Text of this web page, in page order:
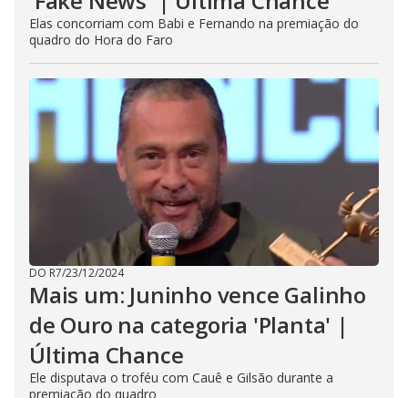
Elas concorriam com Babi e Fernando na premiação do
quadro do Hora do Faro
DO R7/23/12/2024
Mais um: Juninho vence Galinho
de Ouro na categoria 'Planta' |
Última Chance
Ele disputava o troféu com Cauê e Gilsão durante a
premiação do quadro